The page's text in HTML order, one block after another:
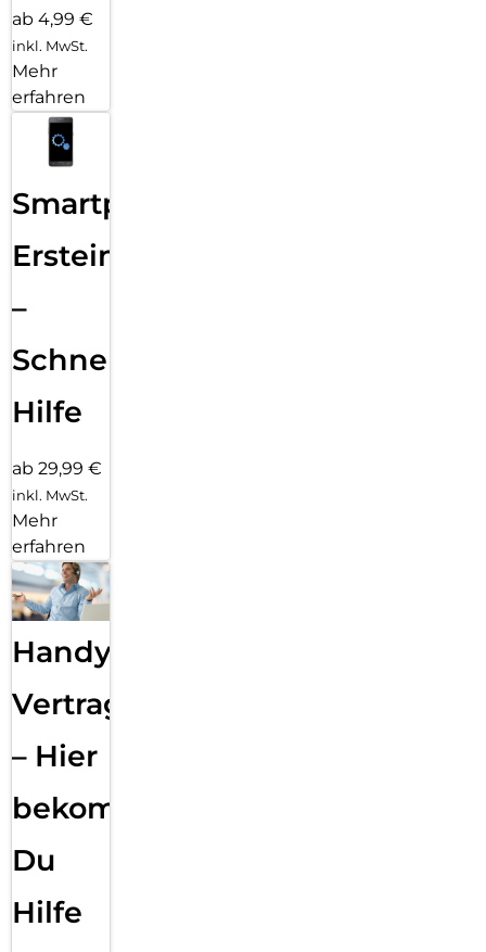
ab 4,99 €
inkl. MwSt.
Mehr
erfahren
Smartphone
Ersteinrichtung
–
Schnelle
Hilfe
ab 29,99 €
inkl. MwSt.
Mehr
erfahren
Handy
Vertragsabwicklung
– Hier
bekommst
Du
Hilfe